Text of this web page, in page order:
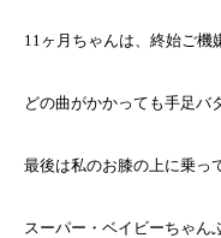
11ヶ月ちゃんは、終始ご機
どの曲がかかっても手足バ
最後は私のお膝の上に乗っ
スーパー・ベイビーちゃん